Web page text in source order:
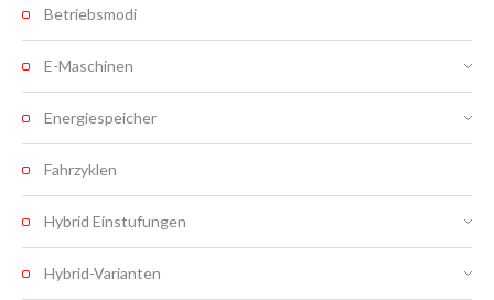
Betriebsmodi
E-Maschinen
Energiespeicher
Fahrzyklen
Hybrid Einstufungen
Hybrid-Varianten